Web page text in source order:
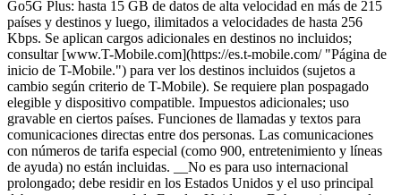
Go5G Plus: hasta 15 GB de datos de alta velocidad en más de 215
países y destinos y luego, ilimitados a velocidades de hasta 256
Kbps. Se aplican cargos adicionales en destinos no incluidos;
consultar [www.T-Mobile.com](https://es.t-mobile.com/ "Página de
inicio de T-Mobile.") para ver los destinos incluidos (sujetos a
cambio según criterio de T-Mobile). Se requiere plan pospagado
elegible y dispositivo compatible. Impuestos adicionales; uso
gravable en ciertos países. Funciones de llamadas y textos para
comunicaciones directas entre dos personas. Las comunicaciones
con números de tarifa especial (como 900, entretenimiento y líneas
de ayuda) no están incluidas. __No es para uso internacional
prolongado; debe residir en los Estados Unidos y el uso principal